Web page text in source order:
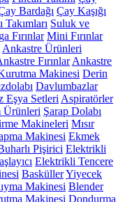
Bardağı Çay Kaşığı
Takımları Suluk ve
Fırınlar Mini Fırınlar
Ankastre Ürünleri
Fırınlar Ankastre
Makinesi Derin
Davlumbazlar
Eşya Setleri Aspiratörler
Ürünleri Şarap Dolabı
Makineleri Mısır
Makinesi Ekmek
Pişirici Elektrikli
Elektrikli Tencere
BasküllerYiyecek
Makinesi Blender
Makinesi Dondurma